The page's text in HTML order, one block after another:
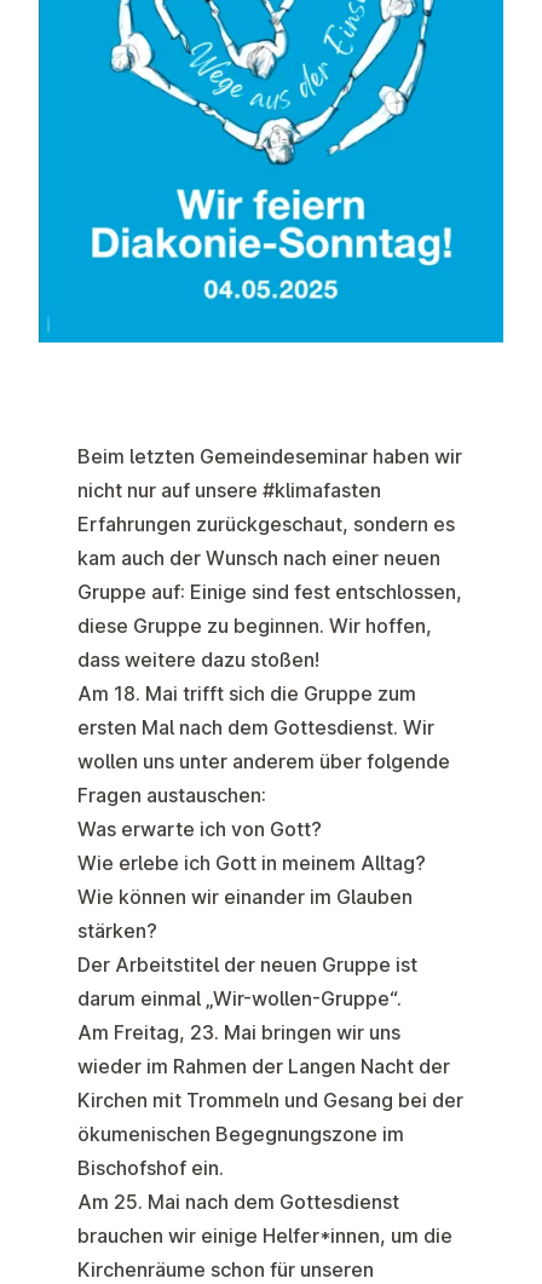
Beim letzten Gemeindeseminar haben wir
nicht nur auf unsere #klimafasten
Erfahrungen zurückgeschaut, sondern es
kam auch der Wunsch nach einer neuen
Gruppe auf: Einige sind fest entschlossen,
diese Gruppe zu beginnen. Wir hoffen,
dass weitere dazu stoßen!
Am 18. Mai trifft sich die Gruppe zum
ersten Mal nach dem Gottesdienst. Wir
wollen uns unter anderem über folgende
Fragen austauschen:
Was erwarte ich von Gott?
Wie erlebe ich Gott in meinem Alltag?
Wie können wir einander im Glauben
stärken?
Der Arbeitstitel der neuen Gruppe ist
darum einmal „Wir-wollen-Gruppe“.
Am Freitag, 23. Mai bringen wir uns
wieder im Rahmen der Langen Nacht der
Kirchen mit Trommeln und Gesang bei der
ökumenischen Begegnungszone im
Bischofshof ein.
Am 25. Mai nach dem Gottesdienst
brauchen wir einige Helfer*innen, um die
Kirchenräume schon für unseren